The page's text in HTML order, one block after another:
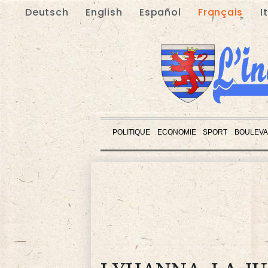
Deutsch English Español Français
POLITIQUE ECONOMIE SPORT